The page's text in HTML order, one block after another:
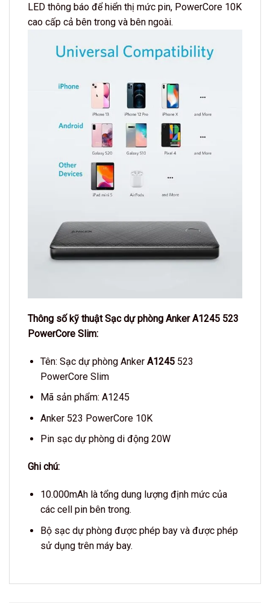
LED thông báo để hiển thị mức pin, PowerCore 10K
cao cấp cả bên trong và bên ngoài.
Thông số kỹ thuật Sạc dự phòng Anker A1245 523
PowerCore Slim:
Tên: Sạc dự phòng Anker A1245 523
PowerCore Slim
Mã sản phẩm: A1245
Anker 523 PowerCore 10K
Pin sạc dự phòng di động 20W
Ghi chú:
10.000mAh là tổng dung lượng định mức của
các cell pin bên trong.
Bộ sạc dự phòng được phép bay và được phép
sử dụng trên máy bay.